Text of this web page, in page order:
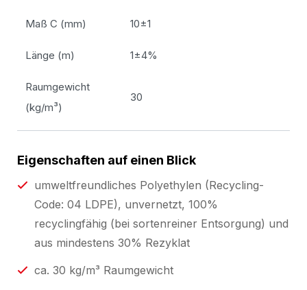
Maß C (mm) 10±1
Länge (m) 1±4%
Raumgewicht
(kg/m³)
30
Eigenschaften auf einen Blick
umweltfreundliches Polyethylen (Recycling-
Code: 04 LDPE), unvernetzt, 100%
recyclingfähig (bei sortenreiner Entsorgung) und
aus mindestens 30% Rezyklat
ca. 30 kg/m³ Raumgewicht